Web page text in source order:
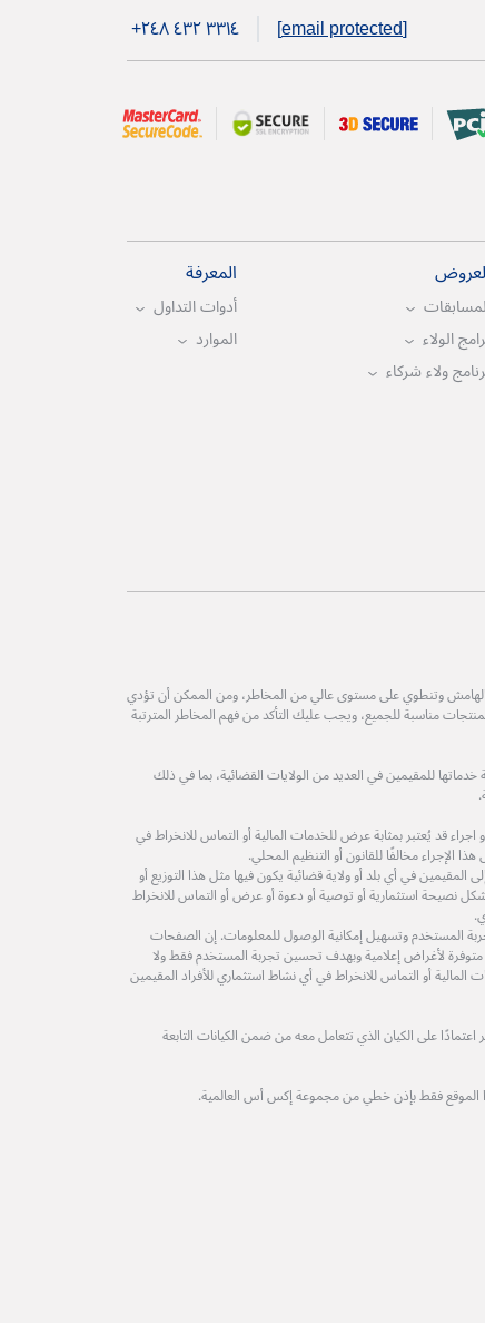
[email protected] +۲٤۸ ٤۳۲ ۳۳۱٤
الولاء
ولاء شركاء
المعرفة
أدوات التداول
الموارد
الهامش وتنطوي على مستوى عالي من المخاطر، ومن الممكن أن تؤدي
مناسبة للجميع، ويجب عليك التأكد من فهم المخاطر المترتبة
للمقيمين في العديد من الولايات القضائية، بما في ذلك
قد يُعتبر بمثابة عرض للخدمات المالية أو التماس للانخراط في
الإجراء مخالفًا للقانون أو التنظيم المحلي.
في أي بلد أو ولاية قضائية يكون فيها مثل هذا التوزيع أو
نصيحة استثمارية أو توصية أو دعوة أو عرض أو التماس للانخراط
المستخدم وتسهيل إمكانية الوصول للمعلومات. إن الصفحات
متوفرة لأغراض إعلامية وبهدف تحسين تجربة المستخدم فقط ولا
أو التماس للانخراط في أي نشاط استثماري للأفراد المقيمين
على الكيان الذي تتعامل معه من ضمن الكيانات التابعة
الموقع فقط بإذن خطي من مجموعة إكس أس العالمية.